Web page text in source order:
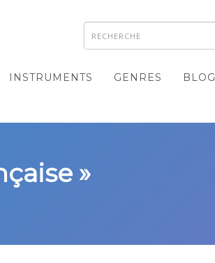
INSTRUMENTS GENRES BLOG
»